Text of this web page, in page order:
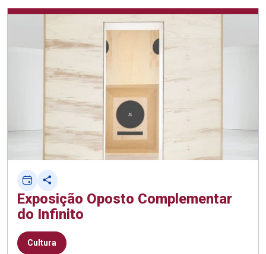
Exposição Oposto Complementar
do Infinito
Cultura